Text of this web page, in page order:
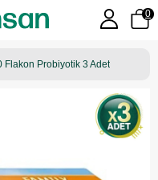
0
Flakon Probiyotik 3 Adet